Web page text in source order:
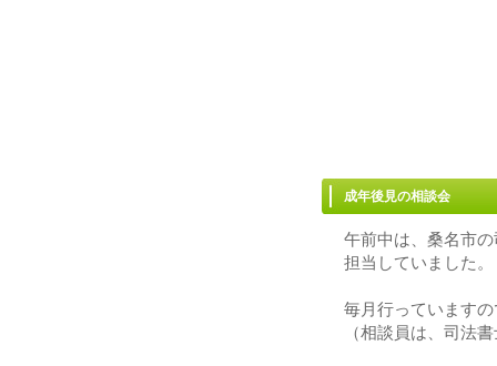
成年後見の
午前中は、桑名市
担当していました。
毎月行っています
（相談員は、司法